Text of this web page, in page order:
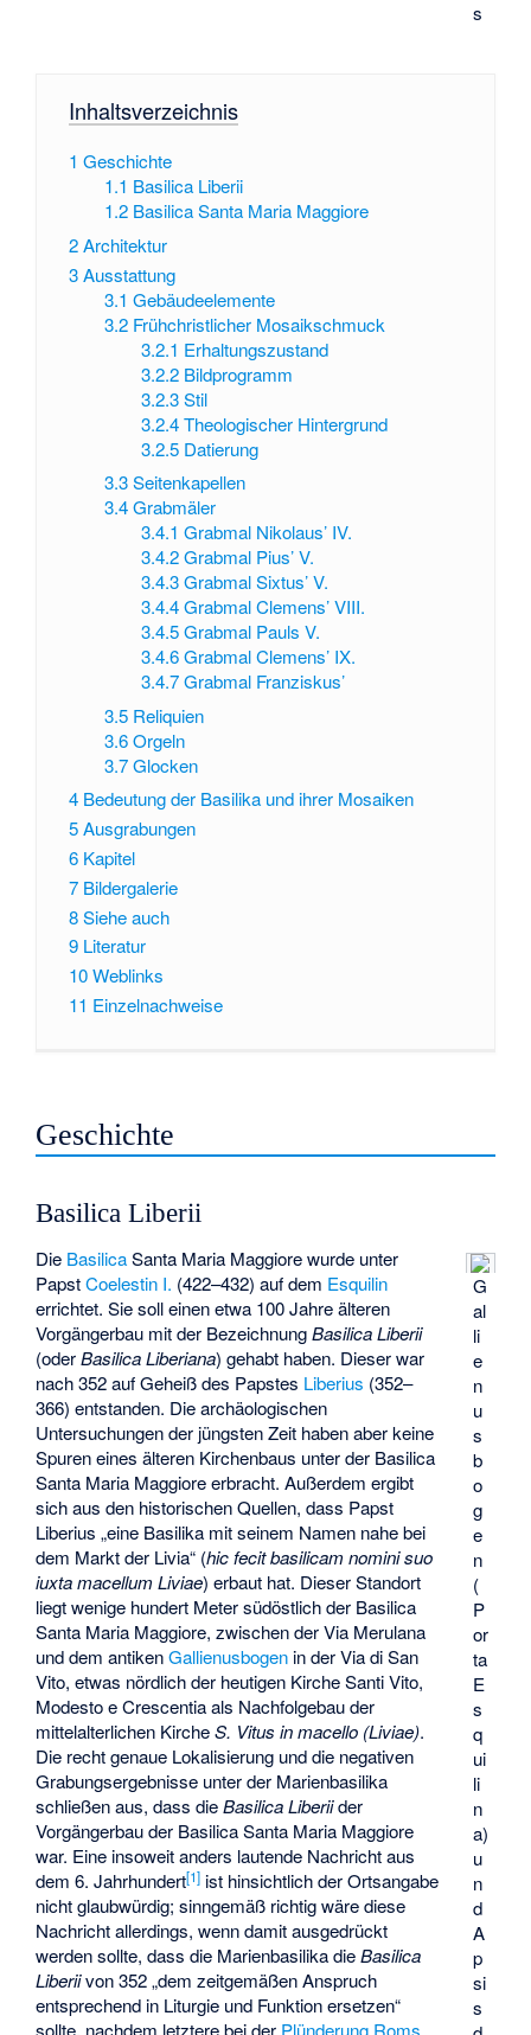
s
Inhaltsverzeichnis
1 Geschichte
1.1 Basilica Liberii
1.2 Basilica Santa Maria Maggiore
2Architektur
3Ausstattung
3.1 Gebäudeelemente
3.2 Frühchristlicher Mosaikschmuck
3.2.1 Erhaltungszustand
3.2.2 Bildprogramm
3.2.3 Stil
3.2.4 Theologischer Hintergrund
3.2.5 Datierung
3.3 Seitenkapellen
3.4 Grabmäler
3.4.1 Grabmal Nikolaus’ IV.
3.4.2 Grabmal Pius’ V.
3.4.3 Grabmal Sixtus’ V.
3.4.4 Grabmal Clemens’ VIII.
3.4.5 Grabmal Pauls V.
3.4.6 Grabmal Clemens’ IX.
3.4.7 Grabmal Franziskus’
3.5 Reliquien
3.6 Orgeln
3.7 Glocken
4 Bedeutung der Basilika und ihrer Mosaiken
5Ausgrabungen
6 Kapitel
7 Bildergalerie
8Siehe auch
9 Literatur
10Weblinks
11 Einzelnachweise
Geschichte
Basilica Liberii
G
al
li
e
n
u
s
b
o
g
e
n
(
P
or
ta
E
s
q
ui
li
n
a)
u
n
d
A
p
si
s
Die BasilicaSanta Maria Maggiore wurde unter
PapstCoelestin I. (422–432) auf dem Esquilin
errichtet. Sie soll einen etwa 100 Jahre älteren
Vorgängerbau mit der BezeichnungBasilica Liberii
(oderBasilica Liberiana) gehabt haben. Dieser war
nach 352 auf Geheiß des Papstes Liberius (352–
366) entstanden. Die archäologischen
Untersuchungen der jüngsten Zeit haben aber keine
Spuren eines älteren Kirchenbaus unter der Basilica
Santa Maria Maggiore erbracht. Außerdem ergibt
sich aus den historischen Quellen, dass Papst
Liberius „eine Basilika mit seinem Namen nahe bei
dem Markt der Livia“ (hic fecit basilicam nomini suo
iuxta macellum Liviae) erbaut hat. Dieser Standort
liegt wenige hundert Meter südöstlich der Basilica
Santa Maria Maggiore, zwischen der Via Merulana
und dem antikenGallienusbogen in der Via di San
Vito, etwas nördlich der heutigen Kirche Santi Vito,
Modesto e Crescentia als Nachfolgebau der
mittelalterlichen KircheS. Vitus in macello (Liviae).
Die recht genaue Lokalisierung und die negativen
Grabungsergebnisse unter der Marienbasilika
schließen aus, dass dieBasilica Liberiider
Vorgängerbau der Basilica Santa Maria Maggiore
war. Eine insoweit anders lautende Nachricht aus
dem 6. Jahrhundert[1] ist hinsichtlich der Ortsangabe
nicht glaubwürdig; sinngemäß richtig wäre diese
Nachricht allerdings, wenn damit ausgedrückt
werden sollte, dass die Marienbasilika dieBasilica
Liberiivon 352 „dem zeitgemäßen Anspruch
entsprechend in Liturgie und Funktion ersetzen“